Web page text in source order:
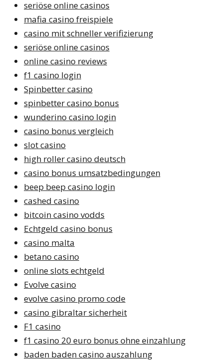
seriöse online casinos
mafia casino freispiele
casino mit schneller verifizierung
seriöse online casinos
online casino reviews
f1 casino login
Spinbetter casino
spinbetter casino bonus
wunderino casino login
casino bonus vergleich
slot casino
high roller casino deutsch
casino bonus umsatzbedingungen
beep beep casino login
cashed casino
bitcoin casino vodds
Echtgeld casino bonus
casino malta
betano casino
online slots echtgeld
Evolve casino
evolve casino promo code
casino gibraltar sicherheit
F1 casino
f1 casino 20 euro bonus ohne einzahlung
baden baden casino auszahlung